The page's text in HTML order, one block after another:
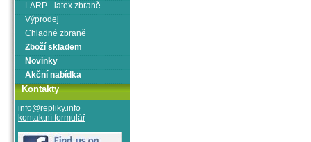
LARP - latex zbraně
Výprodej
Chladné zbraně
Zboží skladem
Novinky
Akční nabídka
Kontakty
info@repliky.info
kontaktní formulář